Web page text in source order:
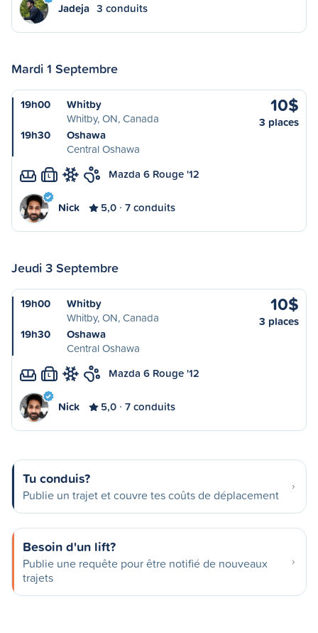
Jadeja 3 conduits
Mardi 1 Septembre
19h00
Whitby
Whitby, ON, Canada
19h30
Oshawa
Central Oshawa
10$
3 places
L Mazda 6 Rouge '12
Nick 5,0 7 conduits
Jeudi 3 Septembre
19h00
Whitby
Whitby, ON, Canada
19h30
Oshawa
Central Oshawa
10$
3 places
L Mazda 6 Rouge '12
Nick 5,0 7 conduits
Tu conduis?
Publie un trajet et couvre tes coûts de déplacement
Besoin d'un lift?
Publie une requête pour être notifié de nouveaux
trajets